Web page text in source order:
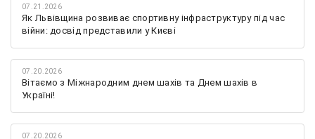
07.21.2026
Як Львівщина розвиває спортивну інфраструктуру під час
війни: досвід представили у Києві
07.20.2026
Вітаємо з Міжнародним днем шахів та Днем шахів в
Україні!
07.20.2026